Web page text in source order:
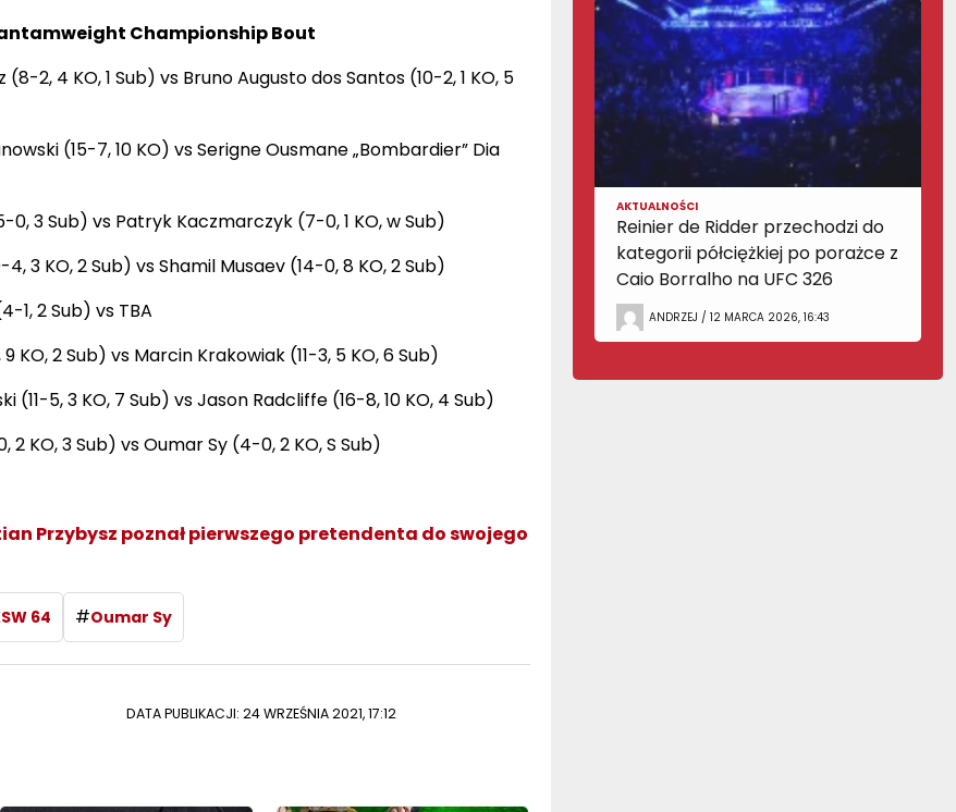
Championship Bout
2, 4 KO, 1 Sub) vs Bruno Augusto dos Santos (10-2, 1 KO, 5
(15-7, 10 KO) vs Serigne Ousmane „Bombardier” Dia
0, 3 Sub) vs Patryk Kaczmarczyk (7-0, 1 KO, w Sub)
3 KO, 2 Sub) vs Shamil Musaev (14-0, 8 KO, 2 Sub)
1, 2 Sub) vs TBA
KO, 2 Sub) vs Marcin Krakowiak (11-3, 5 KO, 6 Sub)
(11-5, 3 KO, 7 Sub) vs Jason Radcliffe (16-8, 10 KO, 4 Sub)
KO, 3 Sub) vs Oumar Sy (4-0, 2 KO, S Sub)
Przybysz poznał pierwszego pretendenta do swojego
64 #Oumar Sy
DATA PUBLIKACJI: 24 WRZEŚNIA 2021, 17:12
AKTUALNOŚCI
Reinier de Ridder przechodzi do
kategorii półciężkiej po porażce z
Caio Borralho na UFC 326
ANDRZEJ / 12 MARCA 2026, 16:43